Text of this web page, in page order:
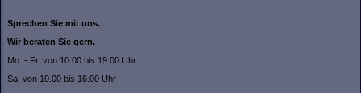
Sprechen Sie mit uns.
Wir beraten Sie gern.
Mo. - Fr. von 10.00 bis 19.00 Uhr.
Sa. von 10.00 bis 16.00 Uhr